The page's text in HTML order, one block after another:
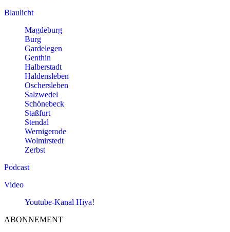
Blaulicht
Magdeburg
Burg
Gardelegen
Genthin
Halberstadt
Haldensleben
Oschersleben
Salzwedel
Schönebeck
Staßfurt
Stendal
Wernigerode
Wolmirstedt
Zerbst
Podcast
Video
Youtube-Kanal Hiya!
ABONNEMENT